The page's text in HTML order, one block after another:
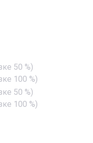
50 %)
100 %)
50 %)
100 %)